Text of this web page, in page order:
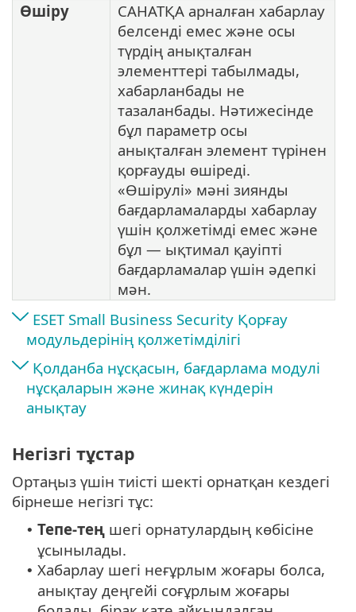
Өшіру
САНАТҚА арналған хабарлау
белсенді емес және осы
түрдің анықталған
элементтері табылмады,
хабарланбады не
тазаланбады. Нәтижесінде
бұл параметр осы
анықталған элемент түрінен
қорғауды өшіреді.
«Өшірулі» мәні зиянды
бағдарламаларды хабарлау
үшін қолжетімді емес және
бұл — ықтимал қауіпті
бағдарламалар үшін әдепкі
мән.
ESET Small Business Security Қорғау
модульдерінің қолжетімділігі
Қолданба нұсқасын, бағдарлама модулі
нұсқаларын және жинақ күндерін
анықтау
Негізгі тұстар
Ортаңыз үшін тиісті шекті орнатқан кездегі
бірнеше негізгі тұс:
• Тепе-тең шегі орнатулардың көбісіне
ұсынылады.
• Хабарлау шегі неғұрлым жоғары болса,
анықтау деңгейі соғұрлым жоғары